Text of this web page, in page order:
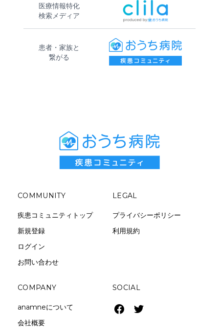
医療情報特化
検索メディア
患者・家族と
繋がる
COMMUNITY
疾患コミュニティトップ
新規登録
ログイン
お問い合わせ
LEGAL
プライバシーポリシー
利用規約
COMPANY
anamneについて
会社概要
SOCIAL